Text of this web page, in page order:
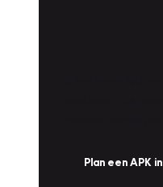
Plan een APK in